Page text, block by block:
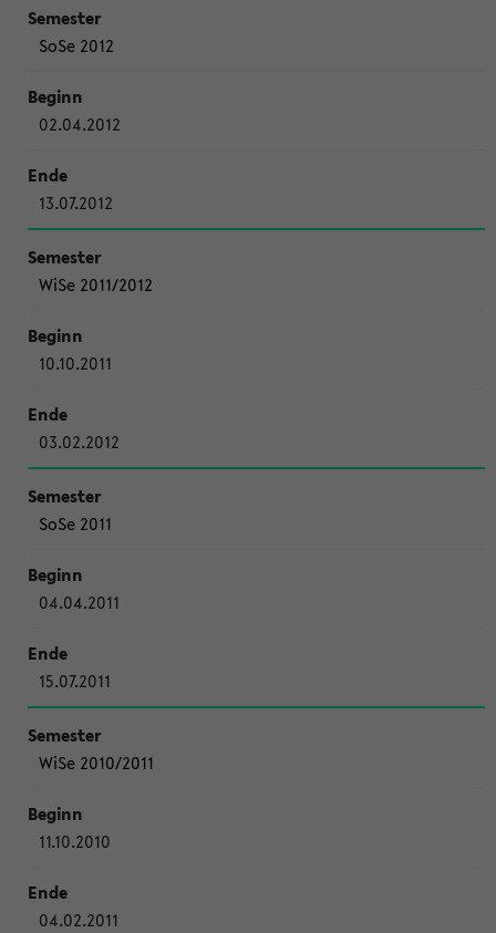
SoSe 2012
02.04.2012
13.07.2012
WiSe 2011/2012
10.10.2011
03.02.2012
SoSe 2011
04.04.2011
15.07.2011
WiSe 2010/2011
11.10.2010
04.02.2011